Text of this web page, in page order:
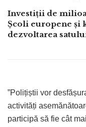
Investiții de
Școli europene și
dezvoltarea
”Polițiștii vor
activități
participă să fie cât